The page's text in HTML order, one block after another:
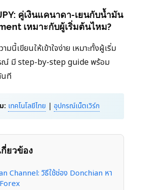
คู่เงินแคนาดา-เยนกับน้ำมัน
เหมาะกับผู้เริ่มต้นไหม?
นี้เขียนให้เข้าใจง่าย เหมาะทั้งผู้เริ่ม
ณ์ มี step-by-step guide พร้อม
นที
: เทคโนโลยีไทย | อุปกรณ์เน็ตเวิร์ก
ยวข้อง
Channel: วิธีใช้ช่อง Donchian หา